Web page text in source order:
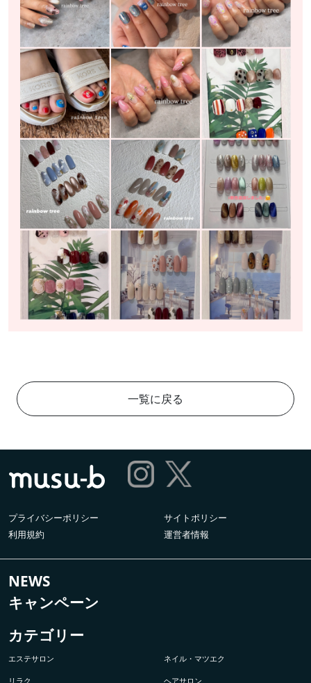
一覧に戻る
プライバシーポリシー
サイトポリシー
利用規約
運営者情報
NEWS
キャンペーン
カテゴリー
エステサロン ネイル・マツエク
リラク ヘアサロン